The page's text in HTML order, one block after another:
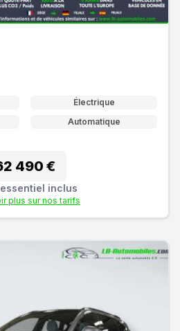
Électrique
Automatique
490 €
inclus
plus sur nos tarifs